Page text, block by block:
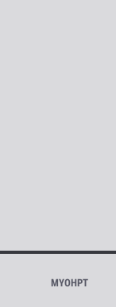
МҮОНРТ